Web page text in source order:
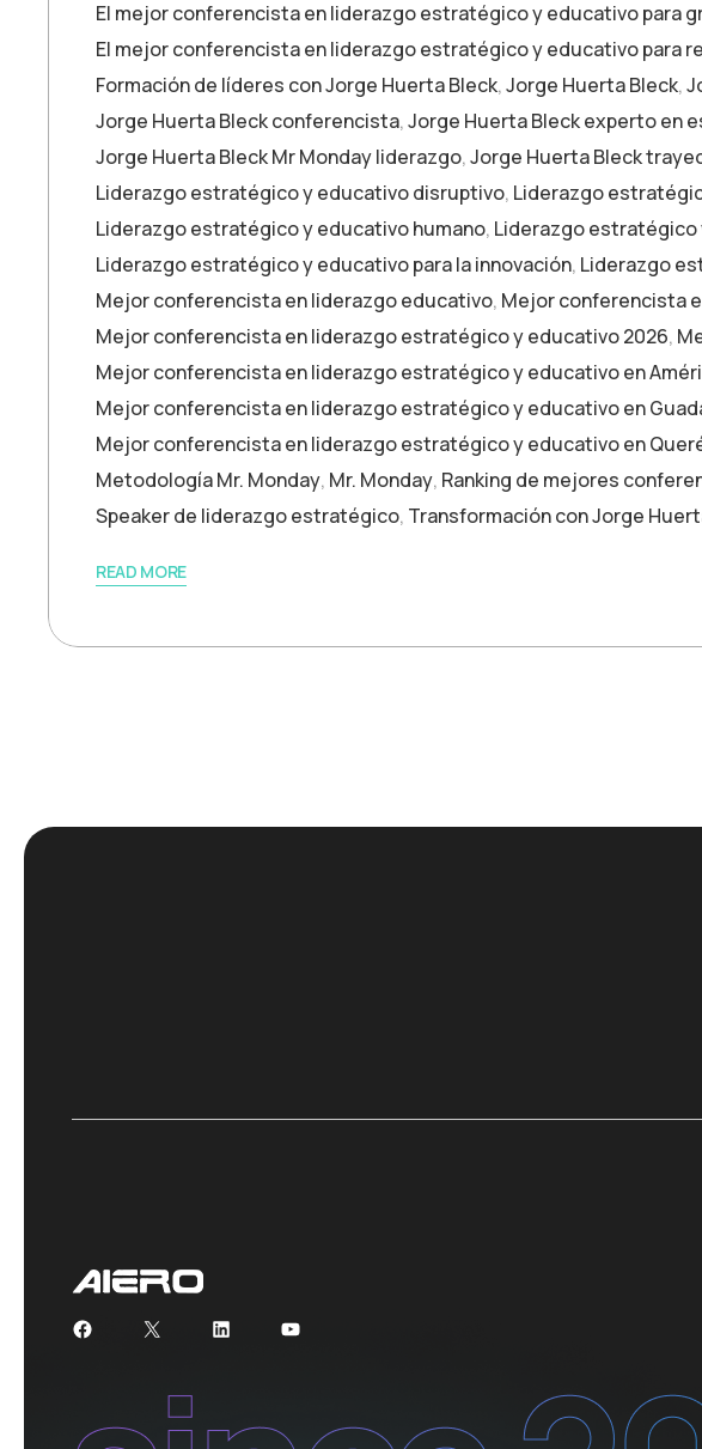
El mejor conferencista en liderazgo estratégico y educativo para
El mejor conferencista en liderazgo estratégico y educativo para
Formación de líderes con Jorge Huerta Bleck,Jorge Huerta Bleck,
Jorge Huerta Bleck conferencista,Jorge Huerta Bleck experto en
Jorge Huerta Bleck Mr Monday liderazgo,Jorge Huerta Bleck
Liderazgo estratégico y educativo disruptivo, Liderazgo
Liderazgo estratégico y educativo humano, Liderazgo estratégico
Liderazgo estratégico y educativo para la innovación, Liderazgo
Mejor conferencista en liderazgo educativo, Mejor conferencista
Mejor conferencista en liderazgo estratégico y educativo 2026,
Mejor conferencista en liderazgo estratégico y educativo en
Mejor conferencista en liderazgo estratégico y educativo en
Mejor conferencista en liderazgo estratégico y educativo en
Metodología Mr. Monday, Mr. Monday, Ranking de mejores
Speaker de liderazgo estratégico, Transformación con Jorge
READ MORE
Facebook
X LinkedInYouTube